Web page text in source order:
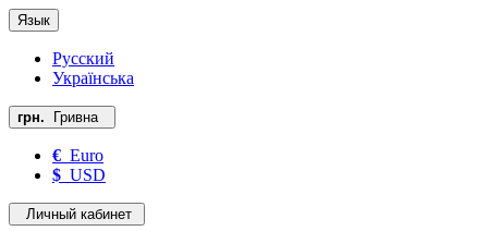
Язык
Русский
Українська
грн. Гривна
€ Euro
$ USD
Личный кабинет